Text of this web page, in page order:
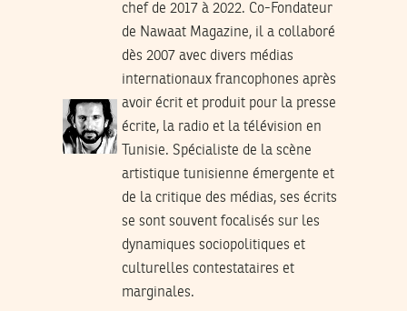
chef de 2017 à 2022. Co-Fondateur
de Nawaat Magazine, il a collaboré
dès 2007 avec divers médias
internationaux francophones après
avoir écrit et produit pour la presse
écrite, la radio et la télévision en
Tunisie. Spécialiste de la scène
artistique tunisienne émergente et
de la critique des médias, ses écrits
se sont souvent focalisés sur les
dynamiques sociopolitiques et
culturelles contestataires et
marginales.